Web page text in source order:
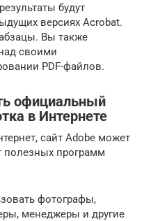
будут
версиях Acrobat.
Вы также
своими
PDF-файлов.
официальный
в Интернете
сайт Adobe может
программ
фотографы,
менеджеры и другие